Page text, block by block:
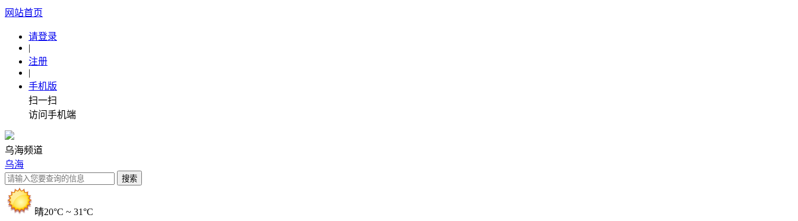
网站首页
请登录
|
注册
|
手机版
扫一扫
访问手机端
乌海频道
乌海
晴20°C ~ 31°C